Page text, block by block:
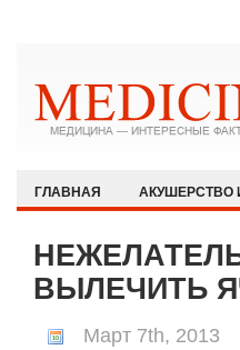
ГЛАВНАЯ АКУШЕРСТВО
КАРДИОЛОГИЯ
ВЫЛЕЧИТЬ
Март 7th, 2013